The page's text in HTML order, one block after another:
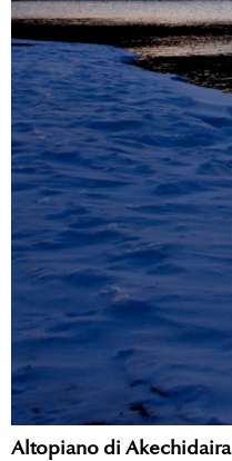
Altopiano di Akechidaira